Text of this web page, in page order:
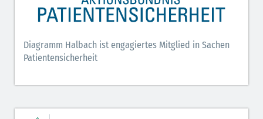
Diagramm Halbach ist engagiertes Mitglied in Sachen
Patientensicherheit